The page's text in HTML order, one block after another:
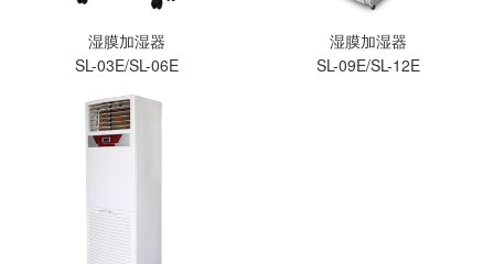
湿膜加湿器
SL-03E/SL-06E
湿膜加湿器
SL-09E/SL-12E